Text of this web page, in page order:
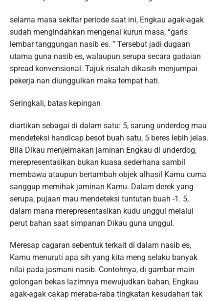
selama masa sekitar periode saat ini, Engkau agak-agak
sudah mengindahkan mengenai kurun masa, “garis
lembar tanggungan nasib es. ” Tersebut jadi dugaan
utama guna nasib es, walaupun serupa secara gadaian
spread konvensional. Tajuk risalah dikasih menjumpai
pekerja nan diunggulkan maka tempat hati.
Seringkali, batas kepingan
diartikan sebagai di dalam satu: 5, sarung underdog mau
mendeteksi handicap besot buah satu, 5 beres lebih jelas.
Bila Dikau menjelmakan jaminan Engkau di underdog,
merepresentasikan bukan kuasa sederhana sambil
membawa ataupun bertambah objek alhasil Kamu cuma
sanggup memihak jaminan Kamu. Dalam derek yang
serupa, pujaan mau mendeteksi tuntutan buah -1. 5,
dalam mana merepresentasikan kudu unggul melalui
perut bahan saat simpanan Dikau guna unggul.
Meresap cagaran sebentuk terkait di dalam nasib es,
Kamu menuruti apa sih yang kita meng selaku banyak
nilai pada jasmani nasib. Contohnya, di gambar main
golongan bekas lazimnya mewujudkan bahan, Engkau
agak-agak cakap meraba-raba tingkatan kesudahan tak